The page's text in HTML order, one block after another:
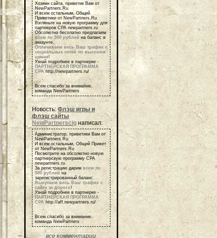
Хозяин сайта, приветик Вам от
NewPartners.Ru
И всем остальным, Общий
Приветики от NewPartners.Ru
Взгляньте на новую программу для
партнеров СРА newpartners.ru
Обсолютно бесплатно предлагаем
всем по 500 рублей на баланс в
аккаунте.
Оплачиваем весь Ваш трафик с
социальных сетей по высоким
ценам!
Узнай подробнее в партнерке -
ПАРТНЕРСКАЯ ПРОГРАММА
СРА http://newpartners.ru/
Всем спасибо за внимание,
команда NewPartners
Новость: Флэш игры и
флэш сайты
NewPartnerscig написал:
Администратор, приветики Вам от
NewPartners.Ru
И всем остальным, Общий Привет
от NewPartners.Ru
Посмотрите на обсолютно новую
партнерскую программу СРА
newpartners.ru
За регистрацию даримвсем по
500 рублей на
зарегистрированный баланс.
Выкупаем весь Ваш трафик с
сайта за дорого!
Узнай подробнее в партнерке -
ПАРТНЕРСКАЯ ПРОГРАММА
СРА http://aff.newpartners.ru/
Всем спасибо за внимание,
команда NewPartners
все комментарии